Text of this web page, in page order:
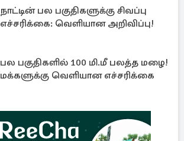
நாட்டின் பல பகுதிகளுக்கு சிவப்பு
எச்சரிக்கை: வெளியான அறிவிப்பு!
பல பகுதிகளில் 100 மி.மீ பலத்த மழை!
மக்களுக்கு வெளியான எச்சரிக்கை